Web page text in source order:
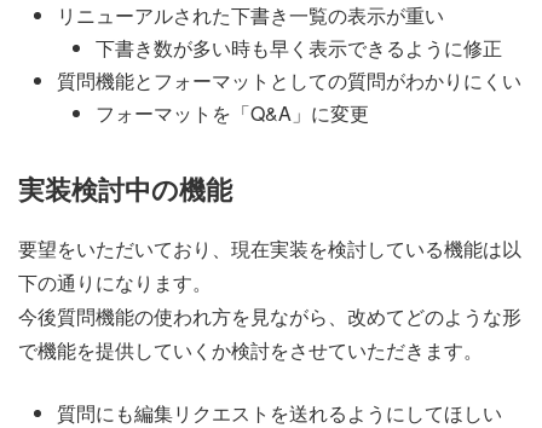
リニューアルされた下書き一覧の表示が重い
下書き数が多い時も早く表示できるように修正
質問機能とフォーマットとしての質問がわかりにくい
フォーマットを「Q&A」に変更
実装検討中の機能
要望をいただいており、現在実装を検討している機能は以
下の通りになります。
今後質問機能の使われ方を見ながら、改めてどのような形
で機能を提供していくか検討をさせていただきます。
質問にも編集リクエストを送れるようにしてほしい